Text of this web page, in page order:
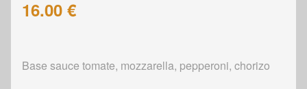
16.00 €
Base sauce tomate, mozzarella, pepperoni, chorizo